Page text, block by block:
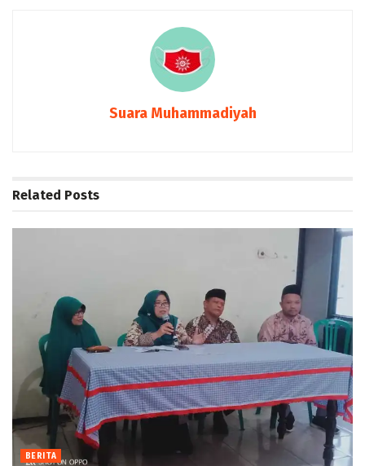
Suara Muhammadiyah
Related Posts
BERITA